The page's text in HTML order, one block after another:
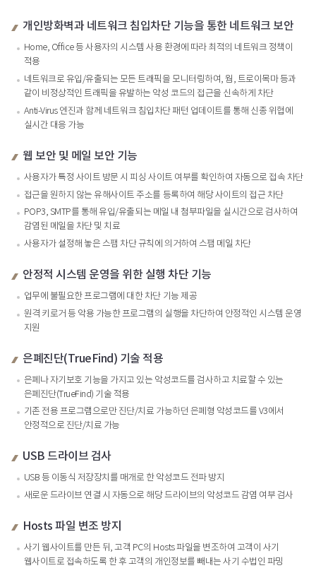
개인방화벽과 네트워크 침입차단 기능을 통한 네트워크 보안
Home, Office 등 사용자의 시스템 사용 환경에 따라 최적의 네트워크 정책이
적용
네트워크로 유입/유출되는 모든 트래픽을 모니터링하여, 웜, 트로이목마 등과
같이 비정상적인 트래픽을 유발하는 악성 코드의 접근을 신속하게 차단
Anti-Virus 엔진과 함께 네트워크 침입차단 패턴 업데이트를 통해 신종 위협에
실시간 대응 가능
웹 보안 및 메일 보안 기능
사용자가 특정 사이트 방문 시 피싱 사이트 여부를 확인하여 자동으로 접속 차단
접근을 원하지 않는 유해사이트 주소를 등록하여 해당 사이트의 접근 차단
POP3, SMTP를 통해 유입/유출되는 메일 내 첨부파일을 실시간으로 검사하여
감염된 메일을 차단 및 치료
사용자가 설정해 놓은 스팸 차단 규칙에 의거하여 스팸 메일 차단
안정적 시스템 운영을 위한 실행 차단 기능
업무에 불필요한 프로그램에 대한 차단 기능 제공
원격 키로거 등 악용 가능한 프로그램의 실행을 차단하여 안정적인 시스템 운영
지원
은폐진단(TrueFind) 기술 적용
은폐나 자기보호 기능을 가지고 있는 악성코드를 검사하고 치료할 수 있는
은폐진단(TrueFind) 기술 적용
기존 전용 프로그램으로만 진단/치료 가능하던 은폐형 악성코드를 V3에서
안정적으로 진단/치료 가능
USB 드라이브 검사
USB 등 이동식 저장장치를 매개로 한 악성코드 전파 방지
새로운 드라이브 연결 시 자동으로 해당 드라이브의 악성코드 감염 여부 검사
Hosts 파일 변조 방지
사기 웹사이트를 만든 뒤, 고객 PC의 Hosts 파일을 변조하여 고객이 사기
웹사이트로 접속하도록 한 후 고객의 개인정보를 빼내는 사기 수법인 파밍